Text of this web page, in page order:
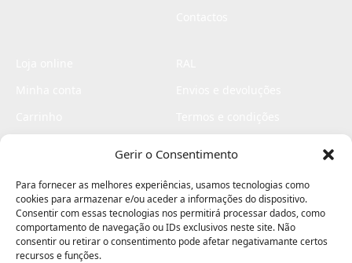
Gerir o Consentimento
Para fornecer as melhores experiências, usamos tecnologias como
cookies para armazenar e/ou aceder a informações do dispositivo.
Consentir com essas tecnologias nos permitirá processar dados, como
comportamento de navegação ou IDs exclusivos neste site. Não
consentir ou retirar o consentimento pode afetar negativamante certos
recursos e funções.
Livro de elogios